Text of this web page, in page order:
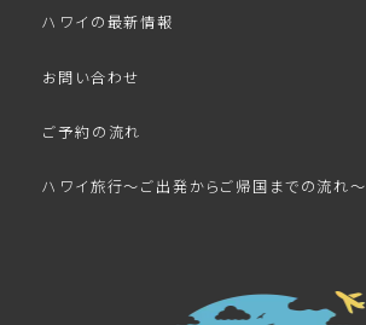
ハワイの最新情報
お問い合わせ
ご予約の流れ
ハワイ旅行～ご出発からご帰国までの流れ～